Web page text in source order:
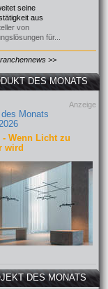
seine
aus
von
für...
>>
DES MONATS
Anzeige
Monats
- Wenn Licht zu
wird
DES MONATS